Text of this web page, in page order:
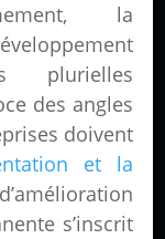
la
plurielles
des angles
doivent
et la
s’inscrit